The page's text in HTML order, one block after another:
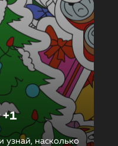
+1
узнай, насколько